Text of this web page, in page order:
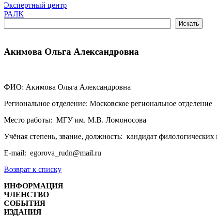
Экспертный центр
РАЛК
Акимова Ольга Александровна
ФИО: Акимова Ольга Александровна
Региональное отделение: Московское региональное отделение
Место работы: МГУ им. М.В. Ломоносова
Учёная степень, звание, должность: кандидат филологических
E-mail: egorova_rudn@mail.ru
Возврат к списку
ИНФОРМАЦИЯ
ЧЛЕНСТВО
СОБЫТИЯ
ИЗДАНИЯ